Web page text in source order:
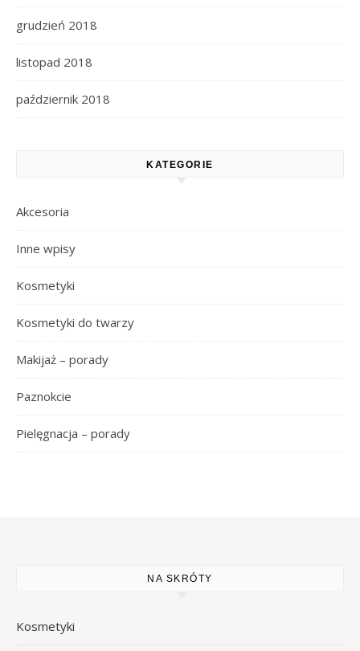
grudzień 2018
listopad 2018
październik 2018
KATEGORIE
Akcesoria
Inne wpisy
Kosmetyki
Kosmetyki do twarzy
Makijaż – porady
Paznokcie
Pielęgnacja – porady
NA SKRÓTY
Kosmetyki